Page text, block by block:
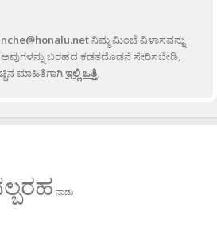
ನಿಮ್ಮ ಮಿಂಚೆ ವಿಳಾಸವನ್ನು
ಅವುಗಳನ್ನು ಬರಹದ ಕಡತದೊಡನೆ ಸೇರಿಸಬೇಡಿ,
ಮಾಹಿತಿಗಾಗಿಇಲ್ಲಿ ಒತ್ತಿ.
ನಾಡು